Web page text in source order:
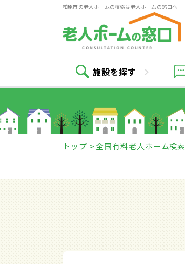
柏原市の老人ホームの検索は老人ホームの窓口へ
施設を探す
トップ 全国有料老人ホーム検索